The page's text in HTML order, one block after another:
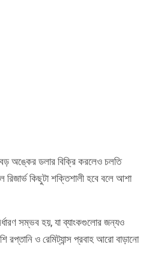
অঙ্কের ডলার বিক্রি করলেও চলতি
রিজার্ভ কিছুটা শক্তিশালী হবে বলে আশা
সম্ভব হয়, যা ব্যাংকগুলোর জন্যও
রপ্তানি ও রেমিট্যান্স প্রবাহ আরো বাড়ানো